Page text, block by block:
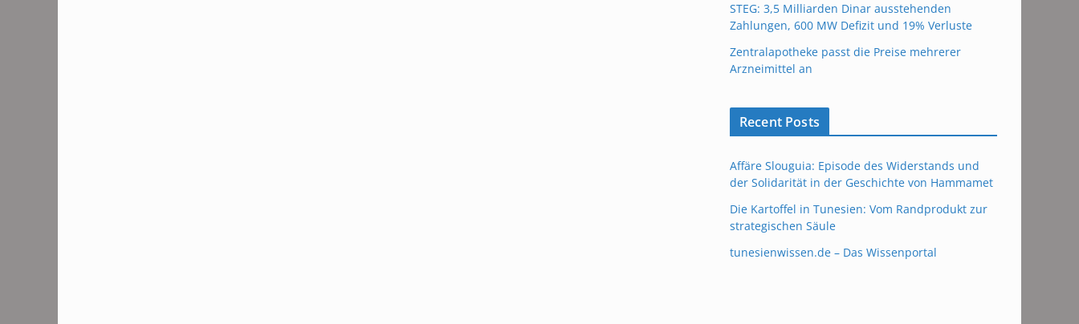
STEG: 3,5 Milliarden Dinar ausstehenden
Zahlungen, 600 MW Defizit und 19% Verluste
Zentralapotheke passt die Preise mehrerer
Arzneimittel an
Recent Posts
Affäre Slouguia: Episode des Widerstands und
der Solidarität in der Geschichte von Hammamet
Die Kartoffel in Tunesien: Vom Randprodukt zur
strategischen Säule
tunesienwissen.de – Das Wissenportal